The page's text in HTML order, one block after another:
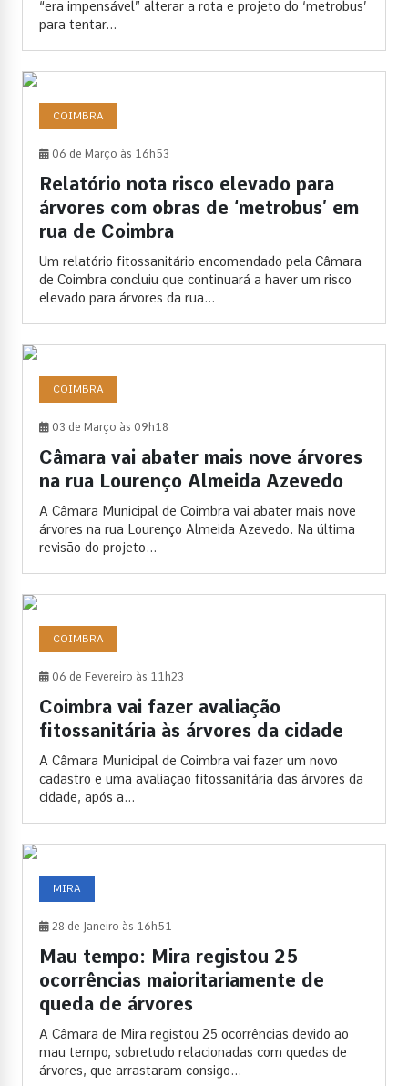
“era impensável” alterar a rota e projeto do ‘metrobus’
para tentar...
COIMBRA
06 de Março às 16h53
Relatório nota risco elevado para
árvores com obras de ‘metrobus’ em
rua de Coimbra
Um relatório fitossanitário encomendado pela Câmara
de Coimbra concluiu que continuará a haver um risco
elevado para árvores da rua...
COIMBRA
03 de Março às 09h18
Câmara vai abater mais nove árvores
na rua Lourenço Almeida Azevedo
A Câmara Municipal de Coimbra vai abater mais nove
árvores na rua Lourenço Almeida Azevedo. Na última
revisão do projeto...
COIMBRA
06 de Fevereiro às 11h23
Coimbra vai fazer avaliação
fitossanitária às árvores da cidade
A Câmara Municipal de Coimbra vai fazer um novo
cadastro e uma avaliação fitossanitária das árvores da
cidade, após a...
MIRA
28 de Janeiro às 16h51
Mau tempo: Mira registou 25
ocorrências maioritariamente de
queda de árvores
A Câmara de Mira registou 25 ocorrências devido ao
mau tempo, sobretudo relacionadas com quedas de
árvores, que arrastaram consigo...